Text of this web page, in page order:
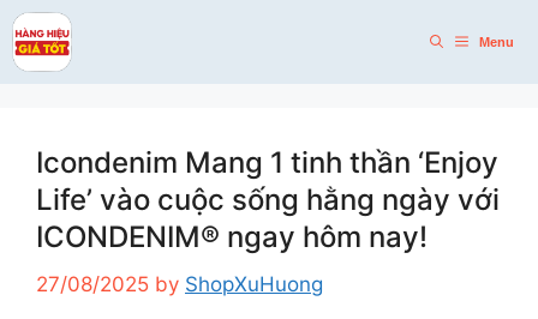
Skip
to
content
Menu
Icondenim Mang 1 tinh thần ‘Enjoy
Life’ vào cuộc sống hằng ngày với
ICONDENIM® ngay hôm nay!
27/08/2025 by ShopXuHuong